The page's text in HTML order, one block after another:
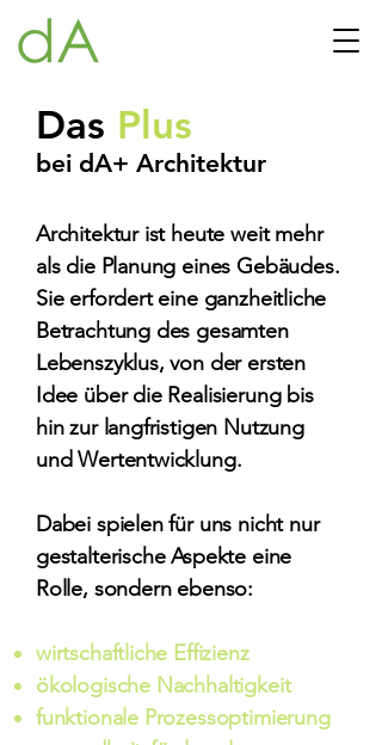
Das Plus
bei dA+ Architektur
Architektur ist heute weit mehr
als die Planung eines Gebäudes.
Sie erfordert eine ganzheitliche
Betrachtung des gesamten
Lebenszyklus, von der ersten
Idee über die Realisierung bis
hin zur langfristigen Nutzung
und Wertentwicklung.
Dabei spielen für uns nicht nur
gestalterische Aspekte eine
Rolle, sondern ebenso:
wirtschaftliche Effizienz
ökologische Nachhaltigkeit
funktionale Prozessoptimierung